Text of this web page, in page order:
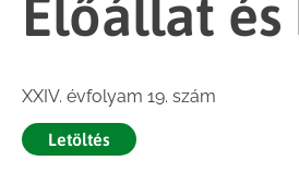
Élőállat és
XXIV. évfolyam 19. szám
Letöltés